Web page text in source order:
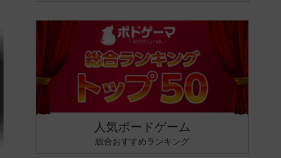
人気ボードゲーム
総合おすすめランキング